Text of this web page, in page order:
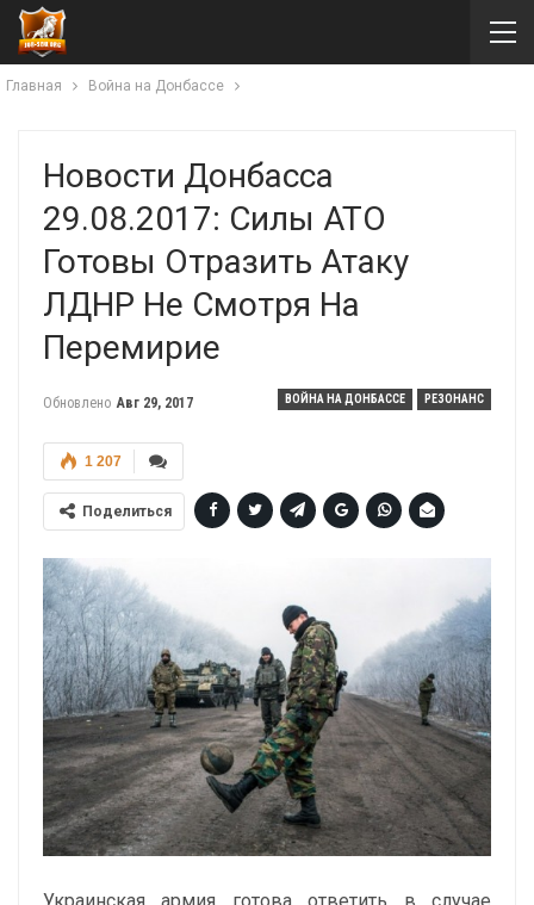
Главная Война на Донбассе
Новости Донбасса
29.08.2017: Силы АТО
Готовы Отразить Атаку
ЛДНР Не Смотря На
Перемирие
ВОЙНА НА ДОНБАССЕ РЕЗОНАНС
Обновлено Авг 29, 2017
1 207
Поделиться